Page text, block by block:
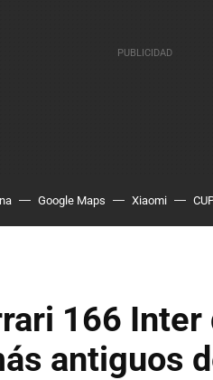
Google Maps Xiaomi
166 Inter
antiguos